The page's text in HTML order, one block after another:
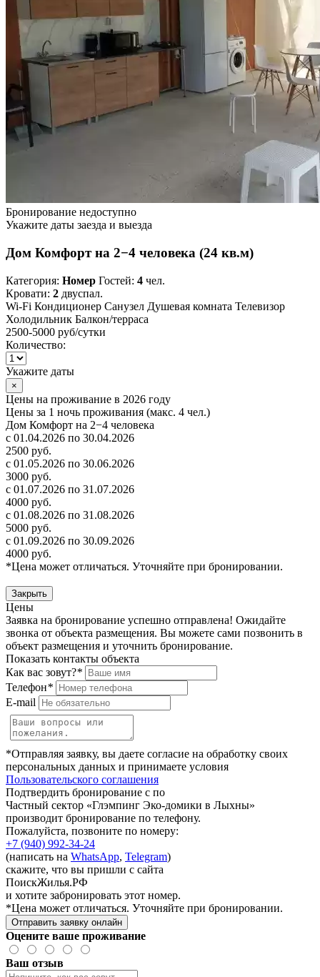
Бронирование недоступно
Укажите даты заезда и выезда
Дом Комфорт на 2−4 человека (24 кв.м)
Категория: Номер Гостей: 4 чел.
Кровати: 2 двуспал.
Wi-Fi Кондиционер Санузел Душевая комната Телевизор
Холодильник Балкон/терраса
2500-5000 руб/сутки
Количество:
Укажите даты
×
Цены на проживание в 2026 году
Цены за 1 ночь проживания (макс. 4 чел.)
Дом Комфорт на 2−4 человека
с 01.04.2026 по 30.04.2026
2500 руб.
с 01.05.2026 по 30.06.2026
3000 руб.
с 01.07.2026 по 31.07.2026
4000 руб.
с 01.08.2026 по 31.08.2026
5000 руб.
с 01.09.2026 по 30.09.2026
4000 руб.
*Цена может отличаться. Уточняйте при бронировании.
Закрыть
Цены
Заявка на бронирование успешно отправлена! Ожидайте
звонка от объекта размещения. Вы можете сами позвонить в
объект размещения и уточнить бронирование.
Показать контакты объекта
Как вас зовут?*
Телефон*
E-mail
*Отправляя заявку, вы даете согласие на обработку своих
персональных данных и принимаете условия
Пользовательского соглашения
Подтвердить бронирование с по
Частный сектор «Глэмпинг Эко-домики в Лыхны»
производит бронирование по телефону.
Пожалуйста, позвоните по номеру:
+7 (940) 992-34-24
(написать на WhatsApp, Telegram)
скажите, что вы пришли с сайта
ПоискЖилья.РФ
и хотите забронировать этот номер.
*Цена может отличаться. Уточняйте при бронировании.
Отправить заявку онлайн
Оцените ваше проживание
Ваш отзыв